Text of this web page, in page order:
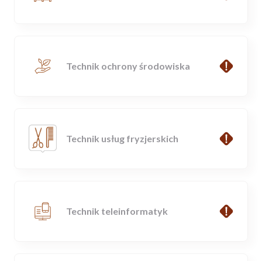
Technik ochrony środowiska
Technik usług fryzjerskich
Technik teleinformatyk